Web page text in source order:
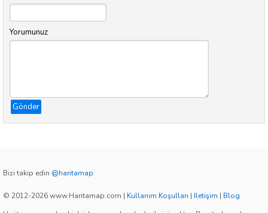
Yorumunuz
Gönder
Bizi takip edin @haritamap
© 2012-2026 www.Haritamap.com | Kullanım Koşulları | İletişim | Blog